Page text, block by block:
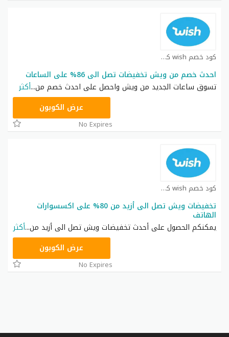
كود خصم wish كوبون
احدث خصم من ويش تخفيضات تصل الى 86% على الساعات
تسوق ساعات الجديد من ويش واحصل على احدث خصم من...أكثر
WISH20عرض الكوبون
No Expires
كود خصم wish كوبون
تخفيضات ويش تصل الى أزيد من 80% على اكسسوارات
الهاتف
يمكنكم الحصول على أحدث تخفيضات ويش تصل الى أزيد من...أكثر
WISH20عرض الكوبون
No Expires